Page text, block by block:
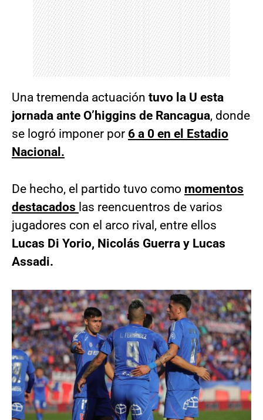
Una tremenda actuación tuvo la U esta
jornada ante O’higgins de Rancagua, donde
se logró imponer por 6 a 0 en el Estadio
Nacional.
De hecho, el partido tuvo como momentos
destacados las reencuentros de varios
jugadores con el arco rival, entre ellos
Lucas Di Yorio, Nicolás Guerra y Lucas
Assadi.